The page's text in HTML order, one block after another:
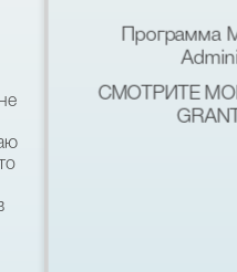
Программа
СМОТРИТЕ